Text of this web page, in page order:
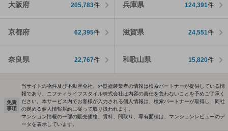
大阪府 205,783件 兵庫県 124,391件
京都府 62,395件 滋賀県 24,551件
奈良県 22,767件 和歌山県 15,820件
免責
事項
当サイトの物件及び不動産会社、外壁塗装業者の情報は検索パートナーが提供している情
報であり、ニフティライフスタイル株式会社は内容の責任を負わないことを予めご了承く
ださい。本サービス内でお客様が入力される個人情報は、検索パートナーが取得し、同社
の定める個人情報規約に従って取り扱われます。
マンション情報の一部の販売価格、賃料、間取り、専有面積は、マンションレビューのデ
ータを表示しています。